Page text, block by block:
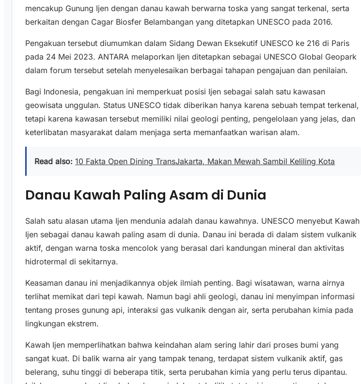
mencakup Gunung Ijen dengan danau kawah berwarna toska yang sangat terkenal, serta
berkaitan dengan Cagar Biosfer Belambangan yang ditetapkan UNESCO pada 2016.
Pengakuan tersebut diumumkan dalam Sidang Dewan Eksekutif UNESCO ke 216 di Paris
pada 24 Mei 2023. ANTARA melaporkan Ijen ditetapkan sebagai UNESCO Global Geopark
dalam forum tersebut setelah menyelesaikan berbagai tahapan pengajuan dan penilaian.
Bagi Indonesia, pengakuan ini memperkuat posisi Ijen sebagai salah satu kawasan
geowisata unggulan. Status UNESCO tidak diberikan hanya karena sebuah tempat terkenal,
tetapi karena kawasan tersebut memiliki nilai geologi penting, pengelolaan yang jelas, dan
keterlibatan masyarakat dalam menjaga serta memanfaatkan warisan alam.
Read also: 10 Fakta Open Dining TransJakarta, Makan Mewah Sambil Keliling Kota
Danau Kawah Paling Asam di Dunia
Salah satu alasan utama Ijen mendunia adalah danau kawahnya. UNESCO menyebut Kawah
Ijen sebagai danau kawah paling asam di dunia. Danau ini berada di dalam sistem vulkanik
aktif, dengan warna toska mencolok yang berasal dari kandungan mineral dan aktivitas
hidrotermal di sekitarnya.
Keasaman danau ini menjadikannya objek ilmiah penting. Bagi wisatawan, warna airnya
terlihat memikat dari tepi kawah. Namun bagi ahli geologi, danau ini menyimpan informasi
tentang proses gunung api, interaksi gas vulkanik dengan air, serta perubahan kimia pada
lingkungan ekstrem.
Kawah Ijen memperlihatkan bahwa keindahan alam sering lahir dari proses bumi yang
sangat kuat. Di balik warna air yang tampak tenang, terdapat sistem vulkanik aktif, gas
belerang, suhu tinggi di beberapa titik, serta perubahan kimia yang perlu terus dipantau.